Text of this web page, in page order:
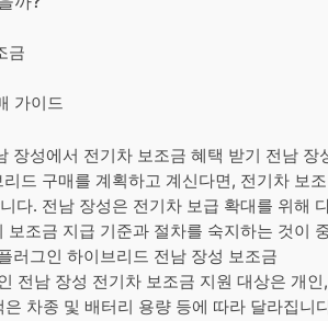
금
가이드
성에서 전기차 보조금 혜택 받기 전남 장
드 구매를 계획하고 계신다면, 전기차 보조
다. 전남 장성은 전기차 보급 확대를 위해
조금 지급 기준과 절차를 숙지하는 것이
러그인 하이브리드 전남 장성 보조금
전남 장성 전기차 보조금 지원 대상은 개인,
차종 및 배터리 용량 등에 따라 달라집니